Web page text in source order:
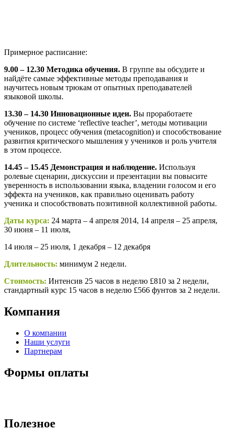
Примерное расписание:
9.00 – 12.30 Методика обучения. В группе вы обсудите и
найдёте самые эффективные методы преподавания и
научитесь новым трюкам от опытных преподавателей
языковой школы.
13.30 – 14.30 Инновационные идеи. Вы проработаете
обучение по системе ‘reflective teacher’, методы мотивации
учеников, процесс обучения (metacognition) и способствование
развития критического мышления у учеников и роль учителя
в этом процессе.
14.45 – 15.45 Демонстрация и наблюдение. Используя
ролевые сценарии, дискуссии и презентации вы повысите
уверенность в использовании языка, владении голосом и его
эффекта на учеников, как правильно оценивать работу
ученика и способствовать позитивной коллективной работы.
Даты курса: 24 марта – 4 апреля 2014, 14 апреля – 25 апреля,
30 июня – 11 июля,
14 июля – 25 июля, 1 декабря – 12 декабря
Длительность: минимум 2 недели.
Стоимость: Интенсив 25 часов в неделю £810 за 2 недели,
стандартный курс 15 часов в неделю £566 фунтов за 2 недели.
Компания
О компании
Наши услуги
Партнерам
Формы оплаты
Полезное